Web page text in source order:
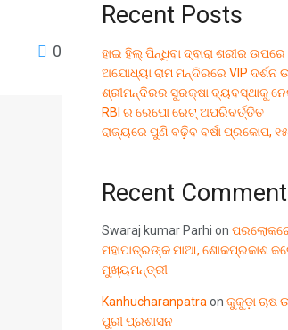
0
Recent Posts
ହାଇ ହିଲ୍ ପିନ୍ଧିବା ଦ୍ଵାରା ଶରୀର
ଅଯୋଧ୍ୟା ରାମ ମନ୍ଦିରରେ VIP ଦର୍ଶନ
ଶ୍ରୀମନ୍ଦିରର ସୁରକ୍ଷା ବ୍ୟବସ୍ଥାକୁ
RBI ର ରେପୋ ରେଟ୍ ଅପରିବର୍ତ୍ତିତ
ରାଜ୍ୟରେ ପୁଣି ବଢ଼ିବ ବର୍ଷା ପ୍ରକୋପ, ୧୫
Recent
Swaraj kumar Parhi on
ମହାପାତ୍ରଙ୍କ ମାଆ, ଶୋକପ୍ରକାଶ
ମୁଖ୍ୟମନ୍ତ୍ରୀ
Kanhucharanpatraon କୁକୁଡ଼ା ଚାଷ
ପୁରୀ ପ୍ରଶାସନ